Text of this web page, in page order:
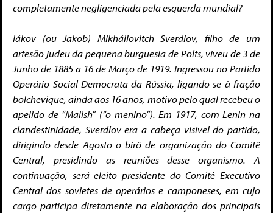
completamente negligenciada pela esquerda mundial?
Iákov (ou Jakob) Mikháilovitch Sverdlov, filho de um
artesão judeu da pequena burguesia de Polts, viveu de 3 de
Junho de 1885 a 16 de Março de 1919. Ingressou no Partido
Operário Social-Democrata da Rússia, ligando-se à fração
bolchevique, ainda aos 16 anos, motivo pelo qual recebeu o
apelido de “Malish” (“o menino”). Em 1917, com Lenin na
clandestinidade, Sverdlov era a cabeça visível do partido,
dirigindo desde Agosto o birô de organização do Comitê
Central, presidindo as reuniões desse organismo. A
continuação, será eleito presidente do Comitê Executivo
Central dos sovietes de operários e camponeses, em cujo
cargo participa diretamente na elaboração dos principais